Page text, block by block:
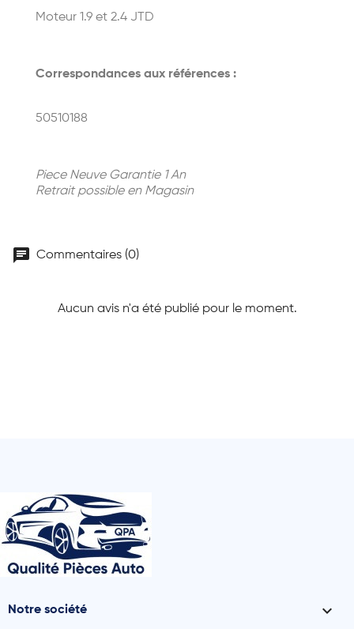
Moteur 1.9 et 2.4 JTD
Correspondances aux références :
50510188
Piece Neuve Garantie 1 An
Retrait possible en Magasin
chat Commentaires (0)
Aucun avis n'a été publié pour le moment.
Notre société 